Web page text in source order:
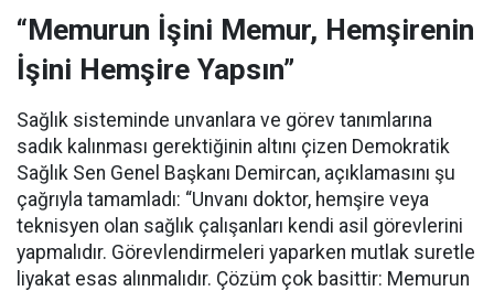
“Memurun İşini Memur, Hemşirenin
İşini Hemşire Yapsın”
Sağlık sisteminde unvanlara ve görev tanımlarına
sadık kalınması gerektiğinin altını çizen Demokratik
Sağlık Sen Genel Başkanı Demircan, açıklamasını şu
çağrıyla tamamladı: “Unvanı doktor, hemşire veya
teknisyen olan sağlık çalışanları kendi asil görevlerini
yapmalıdır. Görevlendirmeleri yaparken mutlak suretle
liyakat esas alınmalıdır. Çözüm çok basittir: Memurun